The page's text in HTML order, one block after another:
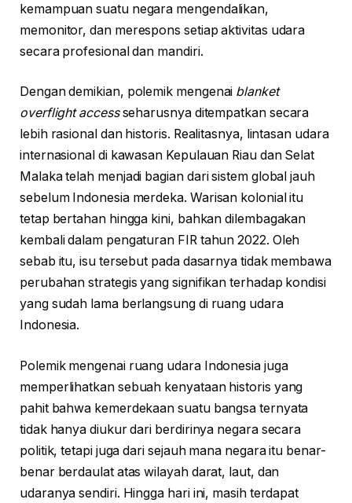
kemampuan suatu negara mengendalikan,
memonitor, dan merespons setiap aktivitas udara
secara profesional dan mandiri.
Dengan demikian, polemik mengenai blanket
overflight accessseharusnya ditempatkan secara
lebih rasional dan historis. Realitasnya, lintasan udara
internasional di kawasan Kepulauan Riau dan Selat
Malaka telah menjadi bagian dari sistem global jauh
sebelum Indonesia merdeka. Warisan kolonial itu
tetap bertahan hingga kini, bahkan dilembagakan
kembali dalam pengaturan FIR tahun 2022. Oleh
sebab itu, isu tersebut pada dasarnya tidak membawa
perubahan strategis yang signifikan terhadap kondisi
yang sudah lama berlangsung di ruang udara
Indonesia.
Polemik mengenai ruang udara Indonesia juga
memperlihatkan sebuah kenyataan historis yang
pahit bahwa kemerdekaan suatu bangsa ternyata
tidak hanya diukur dari berdirinya negara secara
politik, tetapi juga dari sejauh mana negara itu benar-
benar berdaulat atas wilayah darat, laut, dan
udaranya sendiri. Hingga hari ini, masih terdapat